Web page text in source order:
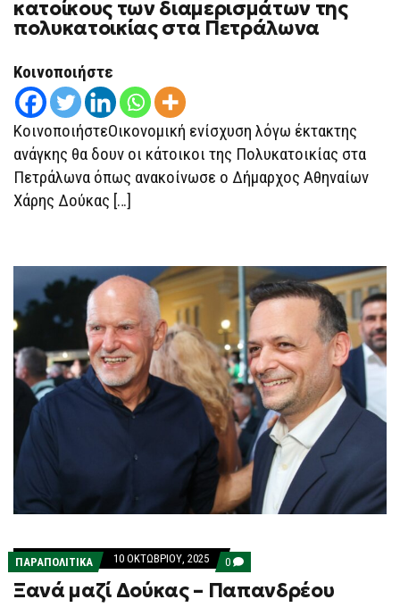
ΕΥΡΏ
ΟΙΚΟΓΈΝΕΙΑ
ΚΑΤΟΊΚΟΥΣ
ΤΩΝ
ΔΙΑΜΕΡΙΣΜΆΤΩΝ
ΤΗΣ
ΠΟΛΥΚΑΤΟΙΚΊΑΣ
ΣΤΑ
ΠΕΤΡΆΛΩΝΑ
κατοίκους των διαμερισμάτων της
πολυκατοικίας στα Πετράλωνα
Κοινοποιήστε
ΚοινοποιήστεΟικονομική ενίσχυση λόγω έκτακτης
ανάγκης θα δουν οι κάτοικοι της Πολυκατοικίας στα
Πετράλωνα όπως ανακοίνωσε ο Δήμαρχος Αθηναίων
Χάρης Δούκας […]
ΠΑΡΑΠΟΛΙΤΙΚΑ 10 ΟΚΤΩΒΡΊΟΥ, 2025 0 COMMENTS
ON
ΞΑΝΆ
ΜΑΖΊ
Ξανά μαζί Δούκας – Παπανδρέου